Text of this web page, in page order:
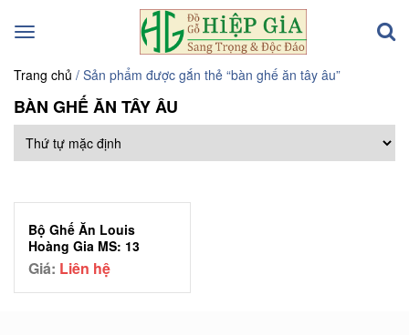
Toggle
Trang chủ / Sản phẩm được gắn thẻ “bàn ghế ăn tây âu”
BÀN GHẾ ĂN TÂY ÂU
Bộ Ghế Ăn Louis
Hoàng Gia MS: 13
Giá: Liên hệ